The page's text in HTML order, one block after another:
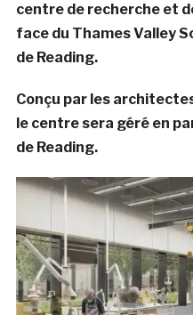
centre de recherche et
face du Thames Valley
de Reading.
Conçu par les
le centre sera géré en
de Reading.